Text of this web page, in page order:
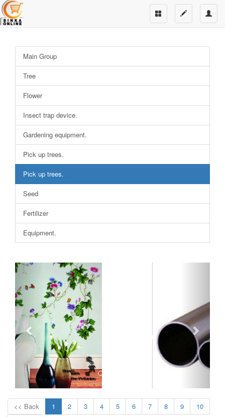
Main Group
Tree
Flower
Insect trap device.
Gardening equipment.
Pick up trees.
Pick up trees.
Seed
Fertilizer
Equipment.
<< Back 1 2 3 4 5 6 7 8 9
10